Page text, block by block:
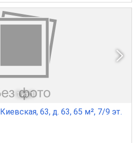
1 из 1
63, д. 63, 65 м², 7/9 эт.